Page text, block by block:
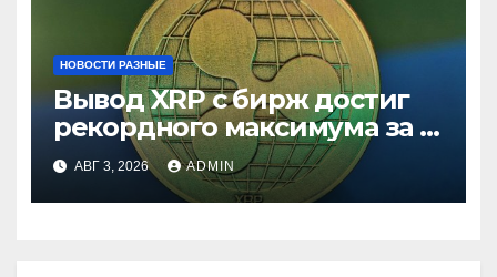
НОВОСТИ РАЗНЫЕ
Вывод XRP с бирж достиг
рекордного максимума за 5
летАВГ 3, 2026 ADMIN